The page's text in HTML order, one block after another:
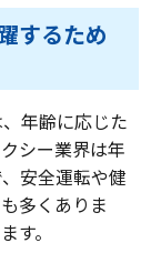
するため
年齢に応じた
シー業界は年
安全運転や健
多くありま
す。